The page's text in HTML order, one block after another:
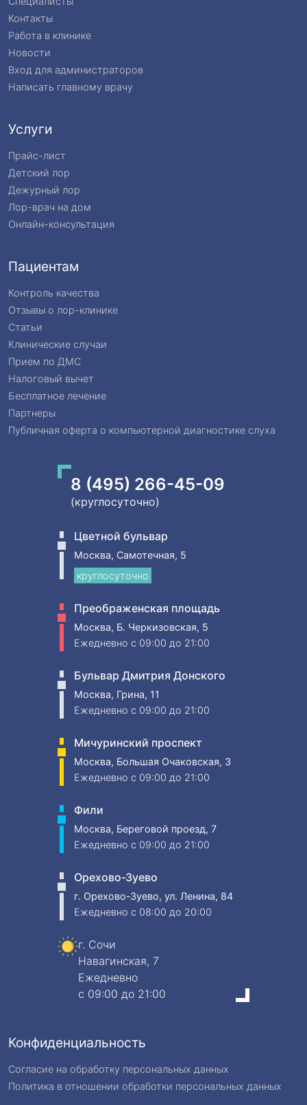
Контакты
Работа в клинике
Новости
Вход для администраторов
Написать главному врачу
Услуги
Прайс-лист
Детский лор
Дежурный лор
Лор-врач на дом
Онлайн-консультация
Пациентам
Контроль качества
Отзывы о лор-клинике
Статьи
Клинические случаи
Прием по ДМС
Налоговый вычет
Бесплатное лечение
Партнеры
Публичная оферта о компьютерной диагностике слуха
8 (495) 266-45-09
(круглосуточно)
Цветной бульвар
Москва, Самотечная, 5
круглосуточно
Преображенская площадь
Москва, Б. Черкизовская, 5
Ежедневно c 09:00 до 21:00
Бульвар Дмитрия Донского
Москва, Грина, 11
Ежедневно c 09:00 до 21:00
Мичуринский проспект
Москва, Большая Очаковская, 3
Ежедневно c 09:00 до 21:00
Фили
Москва, Береговой проезд, 7
Ежедневно c 09:00 до 21:00
Орехово-Зуево
г. Орехово-Зуево, ул. Ленина, 84
Ежедневно c 08:00 до 20:00
г. Сочи
Навагинская, 7
Ежедневно
c 09:00 до 21:00
Конфиденциальность
Согласие на обработку персональных данных
Политика в отношении обработки персональных данных